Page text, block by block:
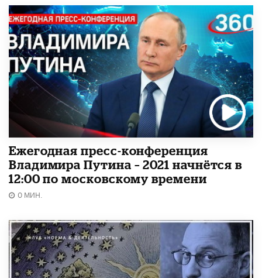
Ежегодная пресс-конференция
Владимира Путина – 2021 начнётся в
12:00 по московскому времени
0 МИН.